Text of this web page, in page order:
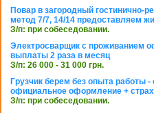
Повар в загородный гостинично-
метод 7/7, 14/14 предоставляем
З/п: при собеседовании.
Электросварщик с проживанием
выплаты 2 раза в месяц
З/п: 26 000 - 31 000 грн.
Грузчик берем без опыта работы
официальное оформление +
З/п: при собеседовании.